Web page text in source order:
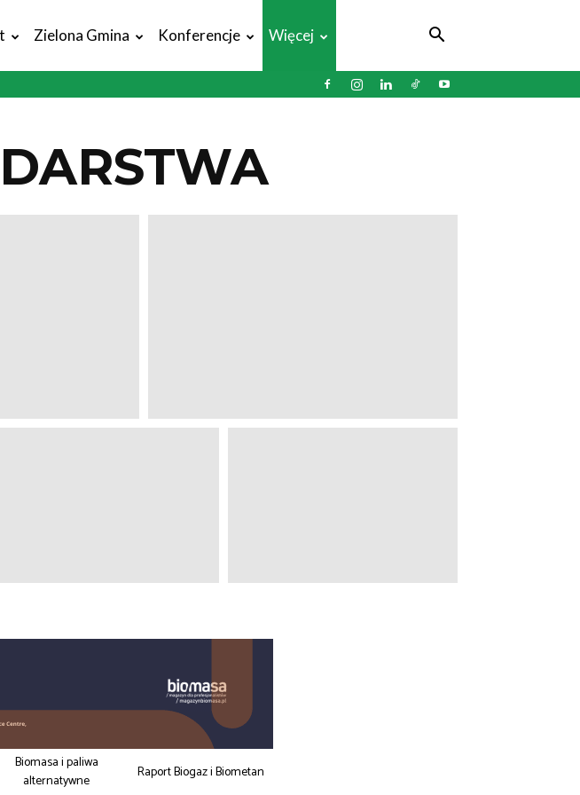
Zielona Gmina Konferencje Więcej
Biomasa i paliwa
alternatywne
Raport Biogaz i Biometan